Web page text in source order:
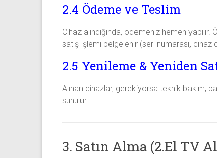
2.4 Ödeme ve Teslim
Cihaz alındığında, ödemeniz hemen
satış işlemi belgelenir (seri numarası, cihaz
2.5 Yenileme & Yeniden
Alınan cihazlar, gerekiyorsa teknik bakım,
sunulur.
3. Satın Alma (2.El TV